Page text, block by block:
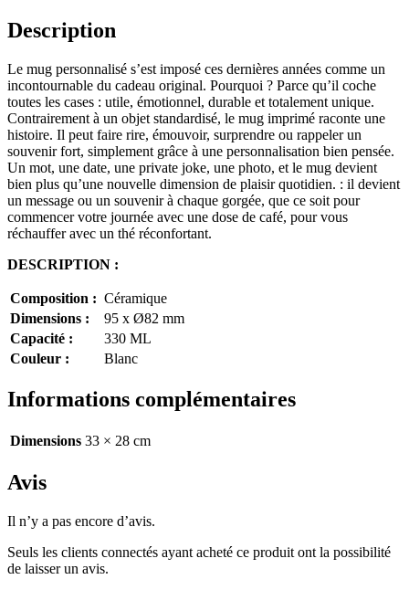
Description
Le mug personnalisé s’est imposé ces dernières années comme un
incontournable du cadeau original. Pourquoi ? Parce qu’il coche
toutes les cases : utile, émotionnel, durable et totalement unique.
Contrairement à un objet standardisé, le mug imprimé raconte une
histoire. Il peut faire rire, émouvoir, surprendre ou rappeler un
souvenir fort, simplement grâce à une personnalisation bien pensée.
Un mot, une date, une private joke, une photo, et le mug devient
bien plus qu’une nouvelle dimension de plaisir quotidien. : il devient
un message ou un souvenir à chaque gorgée, que ce soit pour
commencer votre journée avec une dose de café, pour vous
réchauffer avec un thé réconfortant.
DESCRIPTION :
Composition : Céramique
Dimensions :
95 x Ø82 mm
Capacité :
330 ML
Couleur :
Blanc
Informations complémentaires
Dimensions 33 × 28 cm
Avis
Il n’y a pas encore d’avis.
Seuls les clients connectés ayant acheté ce produit ont la possibilité
de laisser un avis.